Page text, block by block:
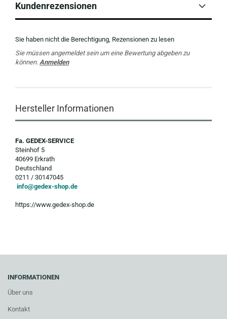
Kundenrezensionen
Sie haben nicht die Berechtigung, Rezensionen zu lesen
Sie müssen angemeldet sein um eine Bewertung abgeben zu
können. Anmelden
Hersteller Informationen
Fa. GEDEX-SERVICE
Steinhof 5
40699 Erkrath
Deutschland
0211 / 30147045
info@gedex-shop.de
https://www.gedex-shop.de
INFORMATIONEN
Über uns
Kontakt